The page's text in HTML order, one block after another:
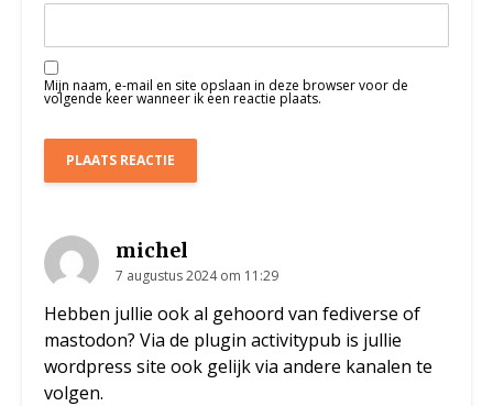
Mijn naam, e-mail en site opslaan in deze browser voor de
volgende keer wanneer ik een reactie plaats.
michel
7 augustus 2024 om 11:29
Hebben jullie ook al gehoord van fediverse of
mastodon? Via de plugin activitypub is jullie
wordpress site ook gelijk via andere kanalen te
volgen.